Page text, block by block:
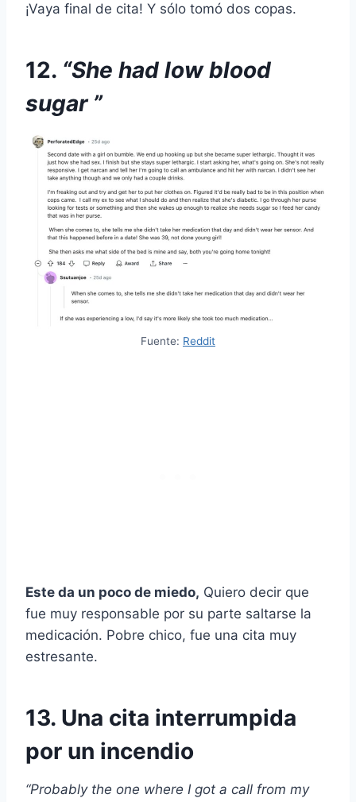
¡Vaya final de cita! Y sólo tomó dos copas.
12. “She had low blood
sugar ”
Fuente: Reddit
Este da un poco de miedo, Quiero decir que
fue muy responsable por su parte saltarse la
medicación. Pobre chico, fue una cita muy
estresante.
13. Una cita interrumpida
por un incendio
“Probably the one where I got a call from my